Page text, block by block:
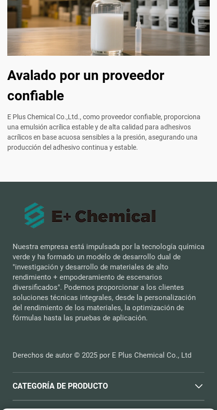
Avalado por un proveedor
confiable
E Plus Chemical Co.,Ltd., como proveedor confiable, proporciona
una emulsión acrílica estable y de alta calidad para adhesivos
acrílicos en base acuosa sensibles a la presión, asegurando una
producción del adhesivo continua y estable.
Nuestra empresa está impulsada por la tecnología química
verde y ha formado un modelo de desarrollo dual de
"investigación y desarrollo de materiales de alto
rendimiento + empoderamiento de escenarios
diversificados". Podemos proporcionar a los clientes
soluciones técnicas integrales, desde la personalización
del rendimiento de los materiales, la optimización de
fórmulas hasta las pruebas de aplicación.
Derechos de autor © 2025 por E Plus Chemical Co., Ltd
CATEGORÍA DE PRODUCTO